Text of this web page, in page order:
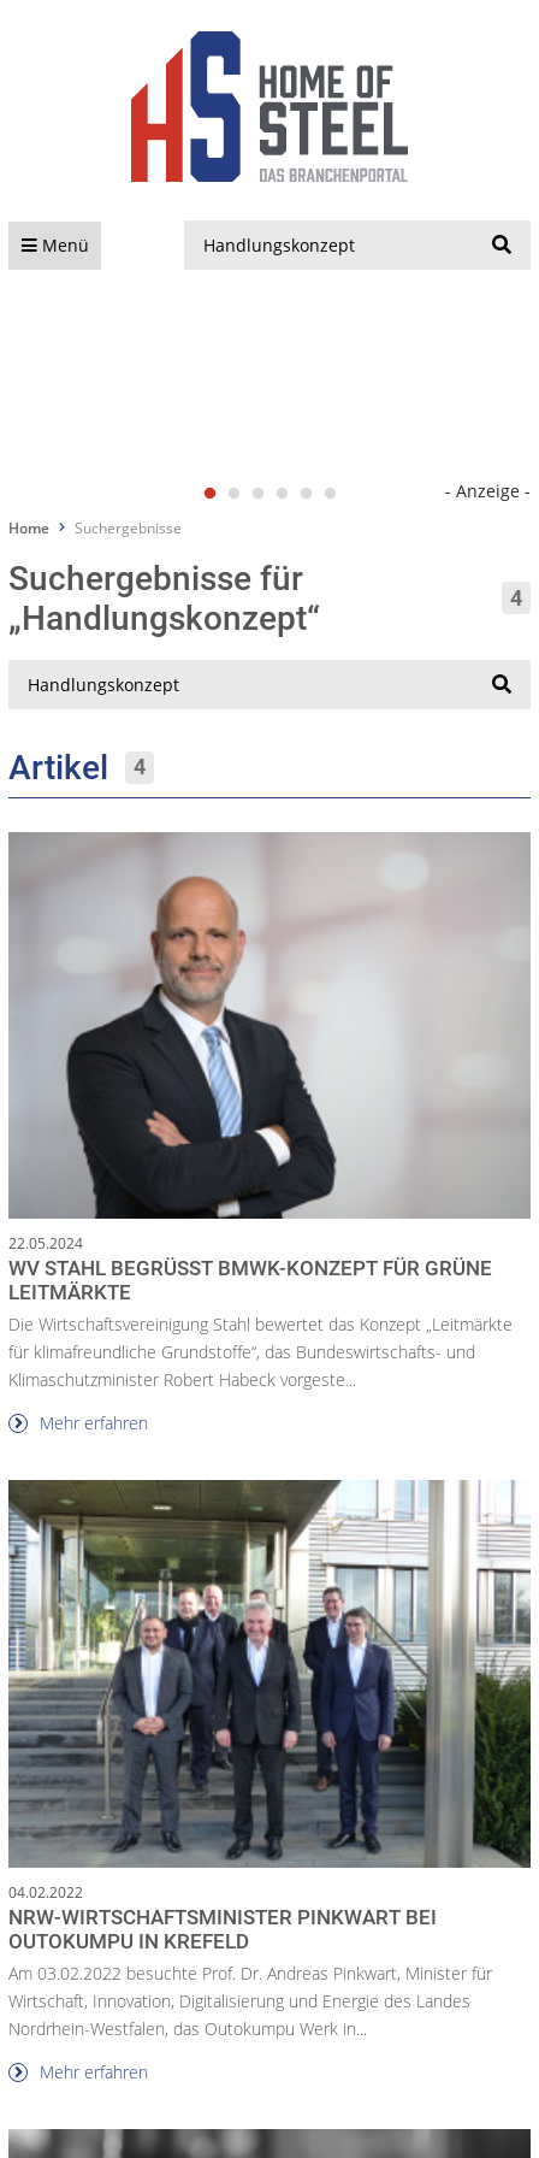
Menü
- Anzeige -
Home Suchergebnisse
Suchergebnisse für
„Handlungskonzept“
4
Artikel 4
22.05.2024
WV STAHL BEGRÜSST BMWK-KONZEPT FÜR GRÜNE L
EITMÄRKTE
Die Wirtschaftsvereinigung Stahl bewertet das Konzept „Leitmärkte
für klimafreundliche Grundstoffe“, das Bundeswirtschafts- und
Klimaschutzminister Robert Habeck vorgeste...
Mehr erfahren
04.02.2022
NRW-WIRTSCHAFTSMINISTER PINKWART BEI
OUTOKUMPU IN KREFELD
Am 03.02.2022 besuchte Prof. Dr. Andreas Pinkwart, Minister für
Wirtschaft, Innovation, Digitalisierung und Energie des Landes
Nordrhein-Westfalen, das Outokumpu Werk in...
Mehr erfahren